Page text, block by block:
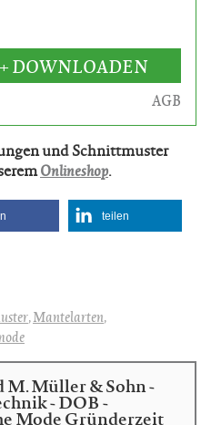
DOWNLOADEN
AGB
und Schnittmuster
Onlineshop.
teilen
,Mantelarten,
M. Müller & Sohn -
- DOB -
Mode Gründerzeit